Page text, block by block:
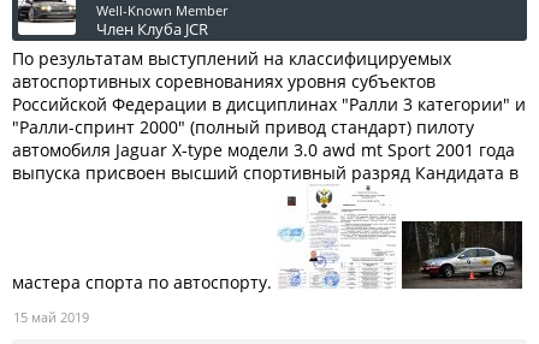
Well-Known Member
Член Клуба JCR
По результатам выступлений на классифицируемых
автоспортивных соревнованиях уровня субъектов
Российской Федерации в дисциплинах "Ралли 3 категории" и
"Ралли-спринт 2000" (полный привод стандарт) пилоту
автомобиля Jaguar X-type модели 3.0 awd mt Sport 2001 года
выпуска присвоен высший спортивный разряд Кандидата в
мастера спорта по автоспорту.
15 май 2019